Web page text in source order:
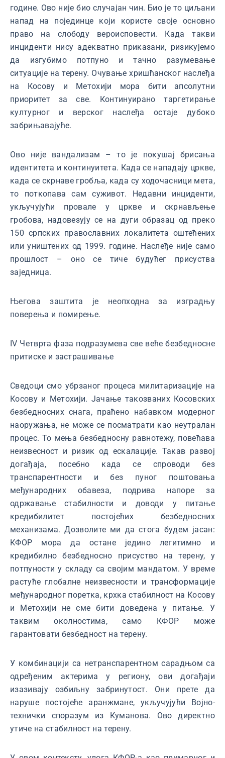
године. Ово није био случајан чин. Био је то циљани
напад на појединце који користе своје основно
право на слободу вероисповести. Када такви
инциденти нису адекватно приказани, ризикујемо
да изгубимо потпуно и тачно разумевање
ситуације на терену. Очување хришћанског наслеђа
на Косову и Метохији мора бити апсолутни
приоритет за све. Континуирано таргетирање
културног и верског наслеђа остаје дубоко
забрињавајуће.
Ово није вандализам – то је покушај брисања
идентитета и континуитета. Када се нападају цркве,
када се скрнаве гробља, када су ходочасници мета,
то поткопава сам суживот. Недавни инциденти,
укључујући провале у цркве и скрнављење
гробова, надовезују се на дуги образац од преко
150 српских православних локалитета оштећених
или уништених од 1999. године. Наслеђе није само
прошлост – оно се тиче будућег присуства
заједница.
Његова заштита је неопходна за изградњу
поверења и помирење.
IV Четврта фаза подразумева све веће безбедносне
притиске и застрашивање
Сведоци смо убрзаног процеса милитаризације на
Косову и Метохији. Јачање такозваних Косовских
безбедносних снага, праћено набавком модерног
наоружања, не може се посматрати као неутралан
процес. То мења безбедносну равнотежу, повећава
неизвесност и ризик од ескалације. Такав развој
догађаја, посебно када се спроводи без
транспарентности и без пуног поштовања
међународних обавеза, подрива напоре за
одржавање стабилности и доводи у питање
кредибилитет постојећих безбедносних
механизама. Дозволите ми да стога будем јасан:
КФОР мора да остане једино легитимно и
кредибилно безбедносно присуство на терену, у
потпуности у складу са својим мандатом. У време
растуће глобалне неизвесности и трансформације
међународног поретка, крхка стабилност на Косову
и Метохији не сме бити доведена у питање. У
таквим околностима, само КФОР може
гарантовати безбедност на терену.
У комбинацији са нетранспарентном сарадњом са
одређеним актерима у региону, ови догађаји
изазивају озбиљну забринутост. Они прете да
наруше постојеће аранжмане, укључујући Војно-
технички споразум из Куманова. Ово директно
утиче на стабилност на терену.